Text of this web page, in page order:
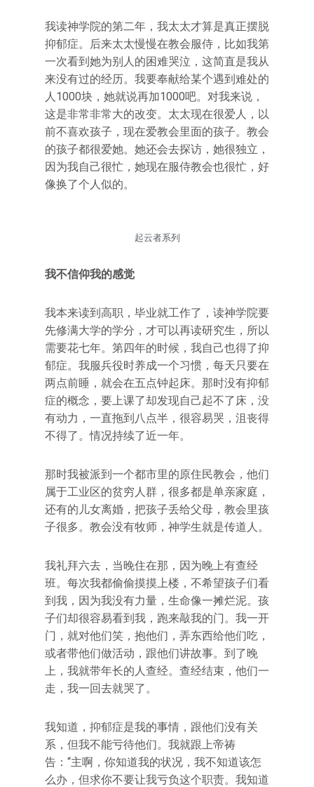
我读神学院的第二年，我太太才算是真正摆脱
抑郁症。后来太太慢慢在教会服侍，比如我第
一次看到她为别人的困难哭泣，这简直是我从
来没有过的经历。我要奉献给某个遇到难处的
人1000块，她就说再加1000吧。对我来说，
这是非常非常大的改变。太太现在很爱人，以
前不喜欢孩子，现在爱教会里面的孩子。教会
的孩子都很爱她。她还会去探访，她很独立，
因为我自己很忙，她现在服侍教会也很忙，好
像换了个人似的。
起云者系列
我不信仰我的感觉
我本来读到高职，毕业就工作了，读神学院要
先修满大学的学分，才可以再读研究生，所以
需要花七年。第四年的时候，我自己也得了抑
郁症。我服兵役时养成一个习惯，每天只要在
两点前睡，就会在五点钟起床。那时没有抑郁
症的概念，要上课了却发现自己起不了床，没
有动力，一直拖到八点半，很容易哭，沮丧得
不得了。情况持续了近一年。
那时我被派到一个都市里的原住民教会，他们
属于工业区的贫穷人群，很多都是单亲家庭，
还有的儿女离婚，把孩子丢给父母，教会里孩
子很多。教会没有牧师，神学生就是传道人。
我礼拜六去，当晚住在那，因为晚上有查经
班。每次我都偷偷摸摸上楼，不希望孩子们看
到我，因为我没有力量，生命像一摊烂泥。孩
子们却很容易看到我，跑来敲我的门。我一开
门，就对他们笑，抱他们，弄东西给他们吃，
或者带他们做活动，跟他们讲故事。到了晚
上，我就带年长的人查经。查经结束，他们一
走，我一回去就哭了。
我知道，抑郁症是我的事情，跟他们没有关
系，但我不能亏待他们。我就跟上帝祷
告：“主啊，你知道我的状况，我不知道该怎
么办，但求你不要让我亏负这个职责。我知道